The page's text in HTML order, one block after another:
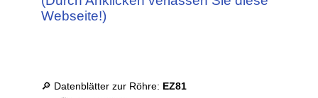
Webseite!)
🔎 Datenblätter zur Röhre: EZ81